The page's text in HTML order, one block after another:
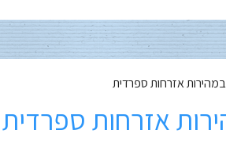
אזרחות ספרדית
אזרחות ספרדית